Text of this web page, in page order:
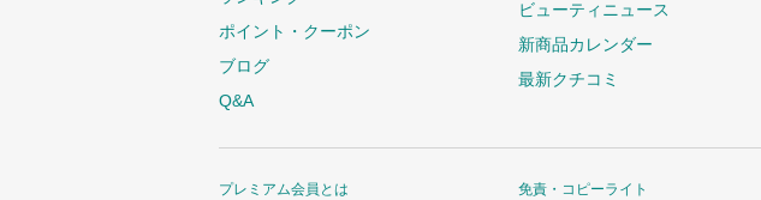
ポイント・クーポン
ブログ
Q&A
ビューティニュース
新商品カレンダー
最新クチコミ
プレミアム会員とは 免責・コピーライト